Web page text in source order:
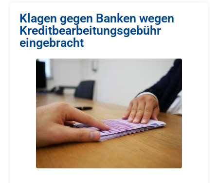
Klagen gegen Banken wegen
Kreditbearbeitungsgebühr
eingebracht